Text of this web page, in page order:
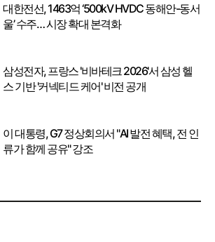
대한전선, 1463억 ‘500kV HVDC 동해안-동서
울’ 수주… 시장 확대 본격화
삼성전자, 프랑스 '비바테크 2026'서 삼성 헬
스 기반 '커넥티드 케어' 비전 공개
이 대통령, G7 정상회의서 "AI 발전 혜택, 전 인
류가 함께 공유" 강조